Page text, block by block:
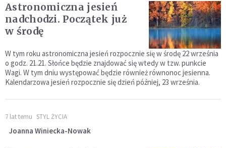
Astronomiczna jesień
nadchodzi. Początek już
w środę
W tym roku astronomiczna jesień rozpocznie się w środę 22 września
o godz. 21.21. Słońce będzie znajdować się wtedy w tzw. punkcie
Wagi. W tym dniu występować będzie również równonoc jesienna.
Kalendarzowa jesień rozpocznie się dzień później, 23 września.
7 lat temu STYL ŻYCIA
Joanna Winiecka-Nowak